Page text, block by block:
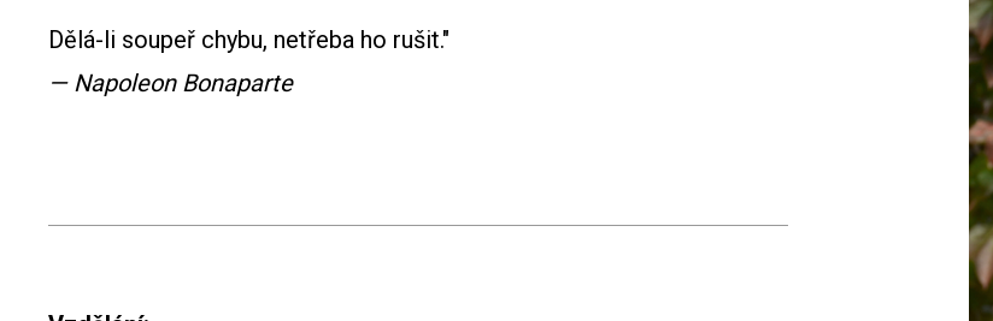
Dělá-li soupeř chybu, netřeba ho rušit."
— Napoleon Bonaparte